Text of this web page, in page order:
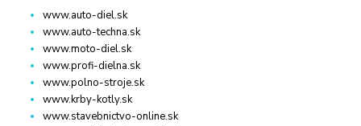
www.auto-diel.sk
www.auto-techna.sk
www.moto-diel.sk
www.profi-dielna.sk
www.polno-stroje.sk
www.krby-kotly.sk
www.stavebnictvo-online.sk